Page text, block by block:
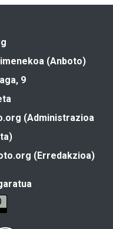
(Anboto)
9
(Administrazioa
(Erredakzioa)